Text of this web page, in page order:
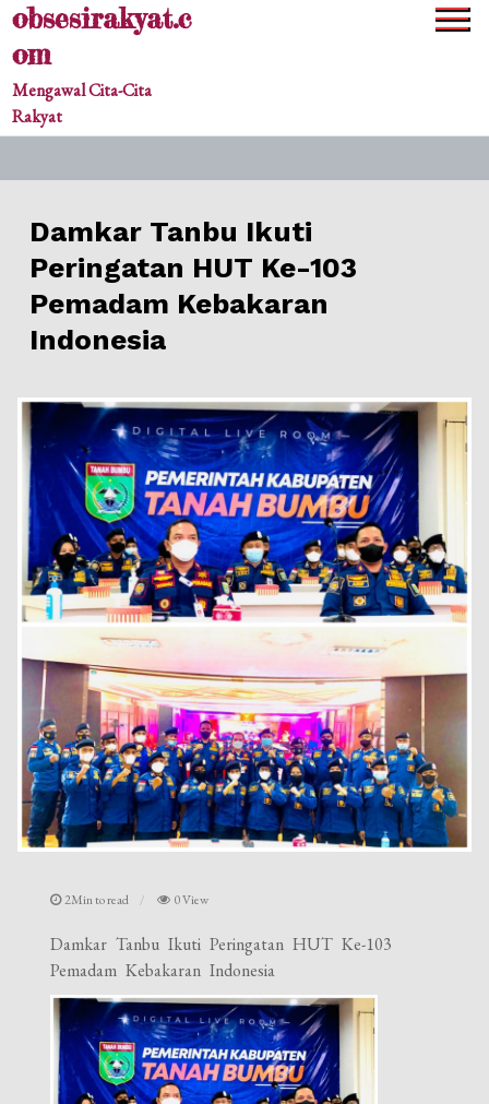
Skipobsesirakyat.c
om
Mengawal Cita-Cita
Rakyat
Damkar Tanbu Ikuti
Peringatan HUT Ke-103
Pemadam Kebakaran
Indonesia
2Min to read 0 View
Damkar Tanbu Ikuti Peringatan HUT Ke-103
Pemadam Kebakaran Indonesia